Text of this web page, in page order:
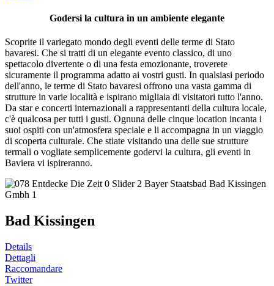
Godersi la cultura in un ambiente elegante
Scoprite il variegato mondo degli eventi delle terme di Stato
bavaresi. Che si tratti di un elegante evento classico, di uno
spettacolo divertente o di una festa emozionante, troverete
sicuramente il programma adatto ai vostri gusti. In qualsiasi periodo
dell'anno, le terme di Stato bavaresi offrono una vasta gamma di
strutture in varie località e ispirano migliaia di visitatori tutto l'anno.
Da star e concerti internazionali a rappresentanti della cultura locale,
c'è qualcosa per tutti i gusti. Ognuna delle cinque location incanta i
suoi ospiti con un'atmosfera speciale e li accompagna in un viaggio
di scoperta culturale. Che stiate visitando una delle sue strutture
termali o vogliate semplicemente godervi la cultura, gli eventi in
Baviera vi ispireranno.
Bad Kissingen
Details
Dettagli
Raccomandare
Twitter